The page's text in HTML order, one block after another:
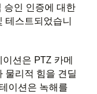
승인 인증에 대한
테스트되었습니
션은 PTZ 카메
물리적 힘을 견딜
이션은 녹해를